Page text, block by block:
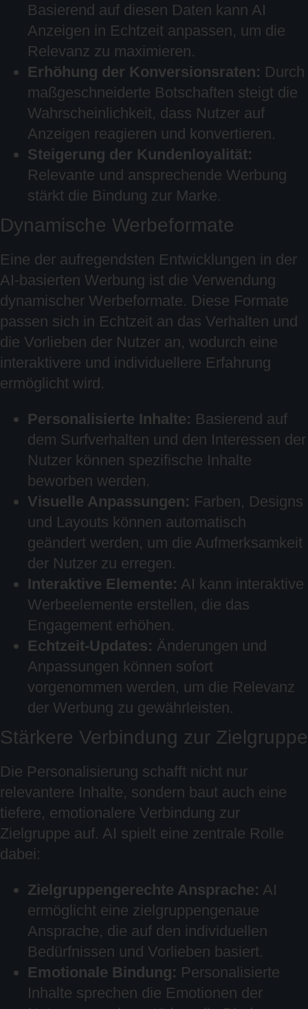
Basierend auf diesen Daten kann AI
Anzeigen in Echtzeit anpassen, um die
Relevanz zu maximieren.
Erhöhung der Konversionsraten: Durch
maßgeschneiderte Botschaften steigt die
Wahrscheinlichkeit, dass Nutzer auf
Anzeigen reagieren und konvertieren.
Steigerung der Kundenloyalität:
Relevante und ansprechende Werbung
stärkt die Bindung zur Marke.
Dynamische Werbeformate
Eine der aufregendsten Entwicklungen in der
AI-basierten Werbung ist die Verwendung
dynamischer Werbeformate. Diese Formate
passen sich in Echtzeit an das Verhalten und
die Vorlieben der Nutzer an, wodurch eine
interaktivere und individuellere Erfahrung
ermöglicht wird.
Personalisierte Inhalte: Basierend auf
dem Surfverhalten und den Interessen der
Nutzer können spezifische Inhalte
beworben werden.
Visuelle Anpassungen: Farben, Designs
und Layouts können automatisch
geändert werden, um die Aufmerksamkeit
der Nutzer zu erregen.
Interaktive Elemente: AI kann interaktive
Werbeelemente erstellen, die das
Engagement erhöhen.
Echtzeit-Updates: Änderungen und
Anpassungen können sofort
vorgenommen werden, um die Relevanz
der Werbung zu gewährleisten.
Stärkere Verbindung zur Zielgruppe
Die Personalisierung schafft nicht nur
relevantere Inhalte, sondern baut auch eine
tiefere, emotionalere Verbindung zur
Zielgruppe auf. AI spielt eine zentrale Rolle
dabei:
Zielgruppengerechte Ansprache: AI
ermöglicht eine zielgruppengenaue
Ansprache, die auf den individuellen
Bedürfnissen und Vorlieben basiert.
Emotionale Bindung: Personalisierte
Inhalte sprechen die Emotionen der